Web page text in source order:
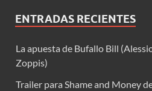
ENTRADAS RECIENTES
La apuesta de Bufallo Bill
Zoppis)
Trailer para Shame and Money